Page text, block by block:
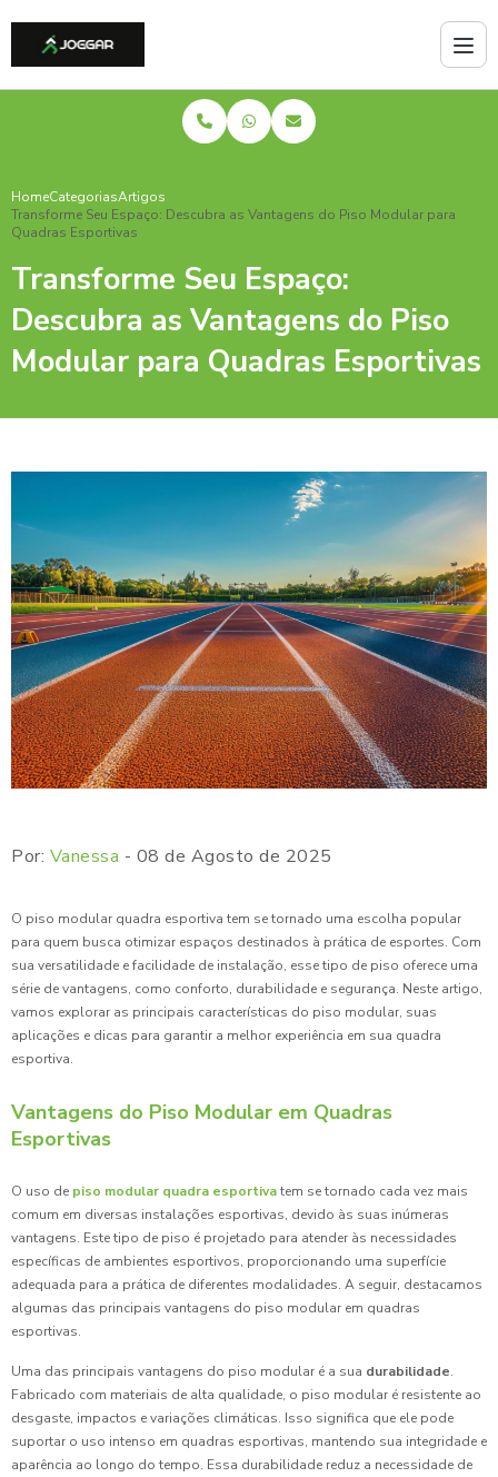
HomeCategoriasArtigos
Transforme Seu Espaço: Descubra as Vantagens do Piso Modular para
Quadras Esportivas
Transforme Seu Espaço:
Descubra as Vantagens do Piso
Modular para Quadras Esportivas
Por: Vanessa - 08 de Agosto de 2025
O piso modular quadra esportiva tem se tornado uma escolha popular
para quem busca otimizar espaços destinados à prática de esportes. Com
sua versatilidade e facilidade de instalação, esse tipo de piso oferece uma
série de vantagens, como conforto, durabilidade e segurança. Neste artigo,
vamos explorar as principais características do piso modular, suas
aplicações e dicas para garantir a melhor experiência em sua quadra
esportiva.
Vantagens do Piso Modular em Quadras
Esportivas
O uso de piso modular quadra esportivatem se tornado cada vez mais
comum em diversas instalações esportivas, devido às suas inúmeras
vantagens. Este tipo de piso é projetado para atender às necessidades
específicas de ambientes esportivos, proporcionando uma superfície
adequada para a prática de diferentes modalidades. A seguir, destacamos
algumas das principais vantagens do piso modular em quadras
esportivas.
Uma das principais vantagens do piso modular é a sua durabilidade.
Fabricado com materiais de alta qualidade, o piso modular é resistente ao
desgaste, impactos e variações climáticas. Isso significa que ele pode
suportar o uso intenso em quadras esportivas, mantendo sua integridade e
aparência ao longo do tempo. Essa durabilidade reduz a necessidade de